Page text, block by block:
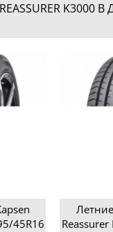
K3000 В
45R16